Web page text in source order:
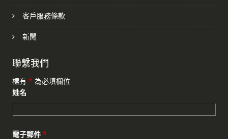
客戶服務條款
新聞
聯繫我們
標有 * 為必填欄位
姓名
電子郵件 *